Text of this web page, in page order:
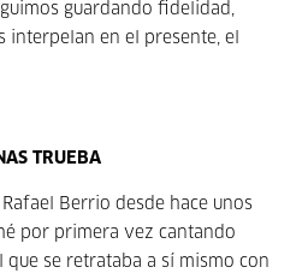
guardando fidelidad,
en el presente, el
TRUEBA
Berrio desde hace unos
por primera vez cantando
que se retrataba a sí mismo con